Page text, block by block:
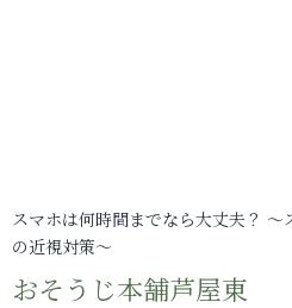
スマホは何時間までなら大丈夫？
の近視対策～
おそうじ本舗芦屋東